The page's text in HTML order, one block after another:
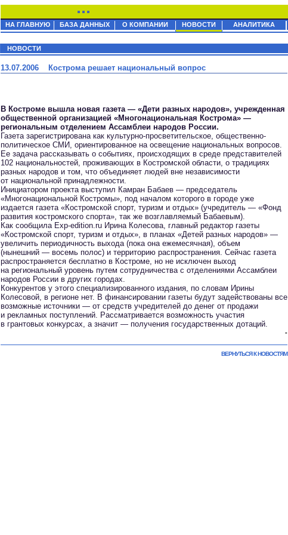
НА ГЛАВНУЮ БАЗА ДАННЫХ О КОМПАНИИ НОВОСТИ АНАЛИТИКА
НОВОСТИ
13.07.2006 Кострома решает национальный вопрос
В Костроме вышла новая газета — «Дети разных народов», учрежденная
общественной организацией «Многонациональная Кострома» —
региональным отделением Ассамблеи народов России.
Газета зарегистрирована как культурно-просветительское, общественно-
политическое СМИ, ориентированное на освещение национальных вопросов.
Ее задача рассказывать о событиях, происходящих в среде представителей
102 национальностей, проживающих в Костромской области, о традициях
разных народов и том, что объединяет людей вне независимости
от национальной принадлежности.
Инициатором проекта выступил Камран Бабаев — председатель
«Многонациональной Костромы», под началом которого в городе уже
издается газета «Костромской спорт, туризм и отдых» (учредитель — «Фонд
развития костромского спорта», так же возглавляемый Бабаевым).
Как сообщила Exp-edition.ru Ирина Колесова, главный редактор газеты
«Костромской спорт, туризм и отдых», в планах «Детей разных народов» —
увеличить периодичность выхода (пока она ежемесячная), объем
(нынешний — восемь полос) и территорию распространения. Сейчас газета
распространяется бесплатно в Костроме, но не исключен выход
на региональный уровень путем сотрудничества с отделениями Ассамблеи
народов России в других городах.
Конкурентов у этого специализированного издания, по словам Ирины
Колесовой, в регионе нет. В финансировании газеты будут задействованы все
возможные источники — от средств учредителей до денег от продажи
и рекламных поступлений. Рассматривается возможность участия
в грантовых конкурсах, а значит — получения государственных дотаций.
-
ВЕРНУТЬСЯ К НОВОСТЯМ